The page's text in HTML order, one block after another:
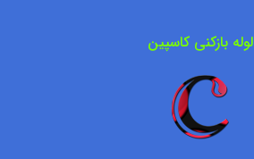
لوله بازکنی کاسپین